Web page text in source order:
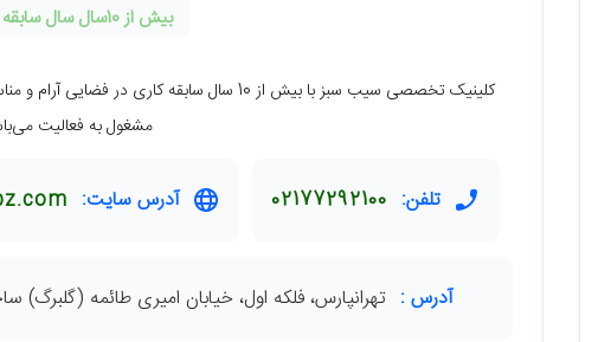
بیش از 10سال سال سابقه فعالیت
کلینیک تخصصی سیب سبز با بیش از 10 سال سابقه
مشغول به فعالیت
تلفن: 02177292100 آدرس سایت:
آدرس : تهرانپارس، فلکه اول، خیابان امیری طائمه (گلبرگ)